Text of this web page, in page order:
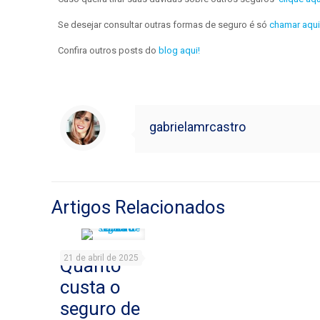
Se desejar consultar outras formas de seguro é sóchamar
Confira outros posts do blog aqui!
gabrielamrcastro
Artigos Relacionados
21 de abril de 2025
Quanto
custa o
seguro de